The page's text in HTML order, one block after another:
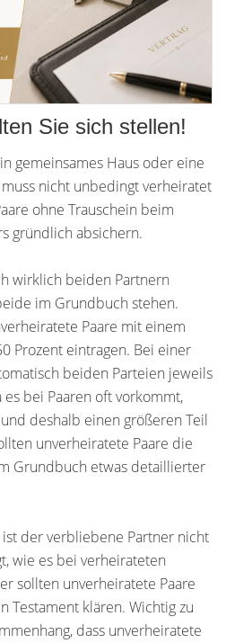
Sie sich stellen!
gemeinsames Haus oder eine
nicht unbedingt verheiratet
ohne Trauschein beim
gründlich absichern.
wirklich beiden Partnern
im Grundbuch stehen.
Paare mit einem
Prozent eintragen. Bei einer
beiden Parteien jeweils
bei Paaren oft vorkommt,
deshalb einen größeren Teil
unverheiratete Paare die
Grundbuch etwas detaillierter
der verbliebene Partner nicht
wie es bei verheirateten
sollten unverheiratete Paare
Testament klären. Wichtig zu
dass unverheiratete